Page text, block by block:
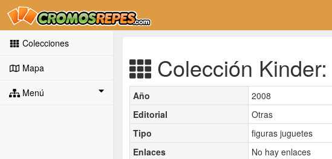
Colecciones
Mapa
Menú
Colección
Año
2008
Editorial
Otras
Tipo
figuras juguetes
Enlaces
No hay enlaces